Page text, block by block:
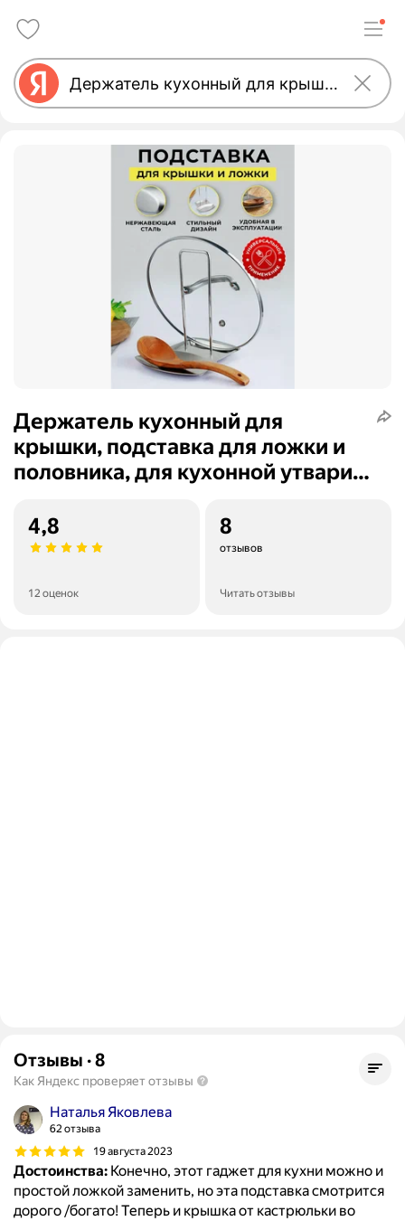
Держатель кухонный для
крышки, подставка для ложки и
половника, для кухонной утвари,
4,8
12 оценок
8
отзывов
Читать отзывы
Отзывы ·8
Как Яндекс проверяет отзывы
Наталья Яковлева
62 отзыва
19 августа 2023
Достоинства: Конечно, этот гаджет для кухни можно и
простой ложкой заменить, но эта подставка смотрится
дорого /богато! Теперь и крышка от кастрюльки во